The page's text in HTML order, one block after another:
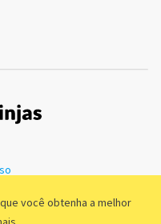
você obtenha a melhor